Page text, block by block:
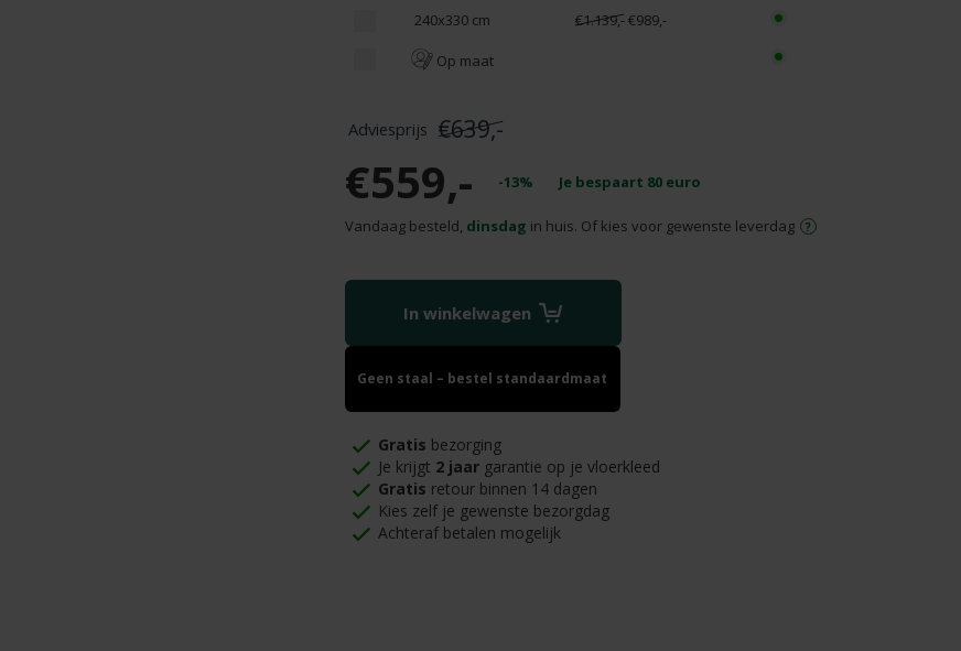
240x330 cm
€1.139,-€989,-
Op maat
€639,-
€559,- -13% Je bespaart 80euro
Vandaag besteld, dinsdag in huis. Of kies voor gewenste leverdag
In winkelwagen
Geen staal – bestel standaardmaat
Gratis bezorging
Je krijgt 2 jaargarantie op je vloerkleed
Gratis retour binnen 14 dagen
Kies zelf je gewenste bezorgdag
Achteraf betalen mogelijk